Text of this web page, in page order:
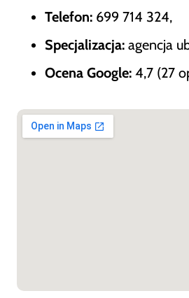
Telefon: 699 714 324,
Specjalizacja: agencja
Ocena Google: 4,7 (27